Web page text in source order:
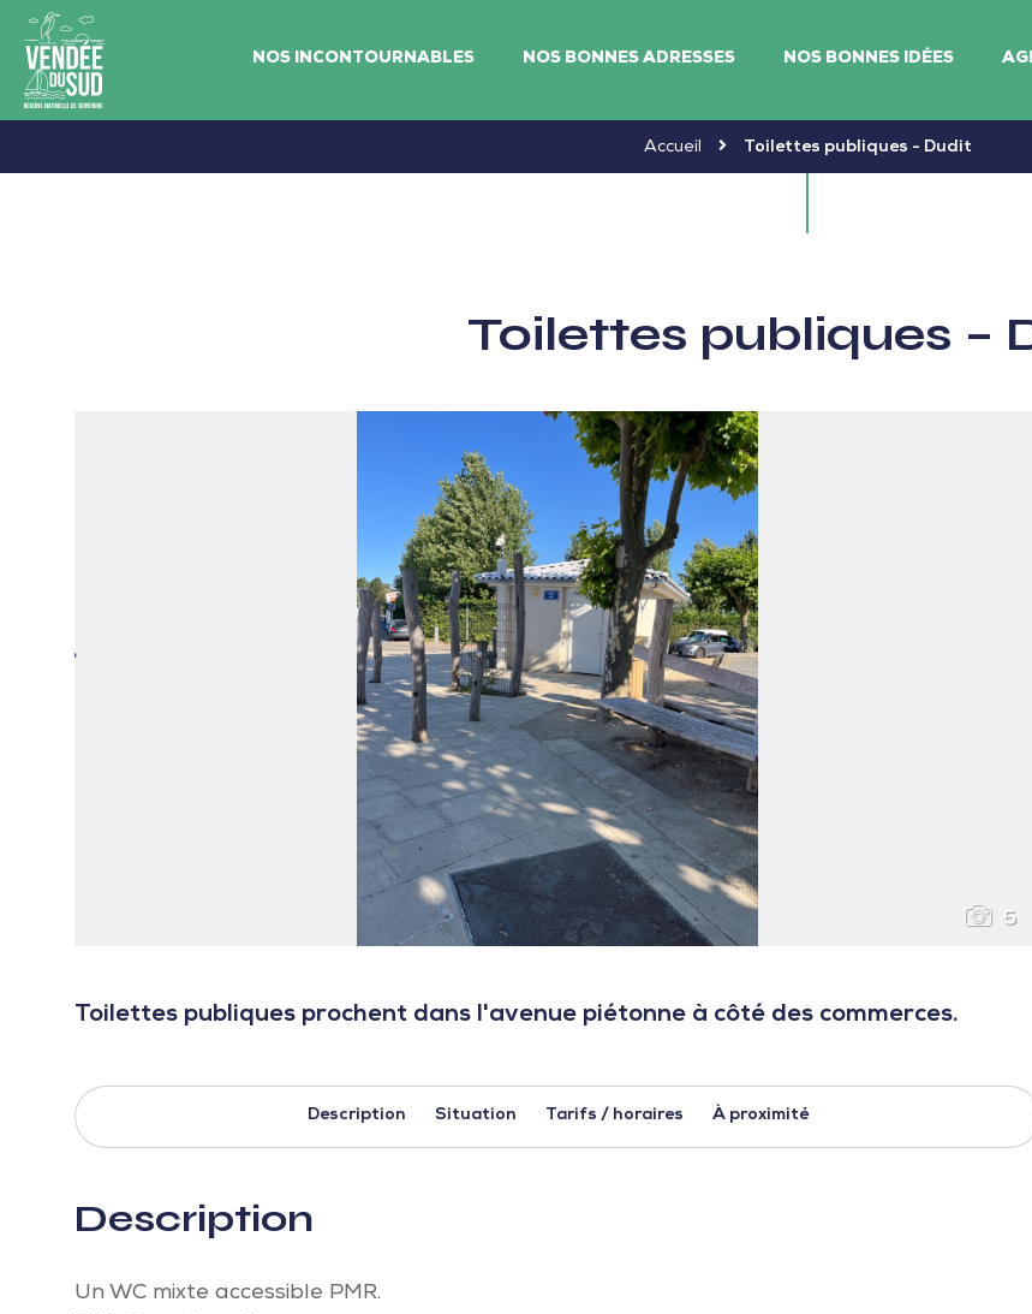
Vendée
NOS INCONTOURNABLES NOS BONNES ADRESSES NOS BONNES IDÉES
Accueil Toilettes publiques - Dudit
Toilettes publiques –
5
Toilettes publiques prochent dans l'avenue piétonne à côté des commerces.
Description Situation Tarifs / horaires À proximité
Description
Un WC mixte accessible PMR.